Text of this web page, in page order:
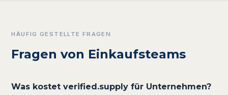
HÄUFIG GESTELLTE FRAGEN
Fragen von Einkaufsteams
Was kostet verified.supply für Unternehmen?